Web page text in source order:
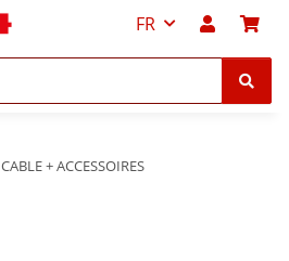
FR
CABLE + ACCESSOIRES